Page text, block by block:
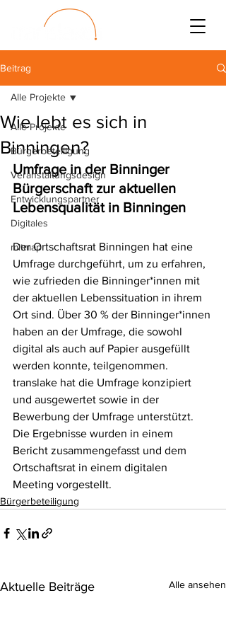
Beitrag
Alle Projekte
Bürgerbeteiligung
Veranstaltungsdesign
Entwicklungspartner
Digitales
mitmap
Alle Projekte
Wie lebt es sich in
Binningen?
Umfrage in der Binninger
Bürgerschaft zur aktuellen
Lebensqualität in Binningen
Der Ortschaftsrat Binningen hat eine
Umfrage durchgeführt, um zu erfahren,
wie zufrieden die Binninger*innen mit
der aktuellen Lebenssituation in ihrem
Ort sind. Über 30 % der Binninger*innen
haben an der Umfrage, die sowohl
digital als auch auf Papier ausgefüllt
werden konnte, teilgenommen.
translake hat die Umfrage konzipiert
und ausgewertet sowie in der
Bewerbung der Umfrage unterstützt.
Die Ergebnisse wurden in einem
Bericht zusammengefasst und dem
Ortschaftsrat in einem digitalen
Meeting vorgestellt.
Bürgerbeteiligung
Aktuelle Beiträge Alle ansehen